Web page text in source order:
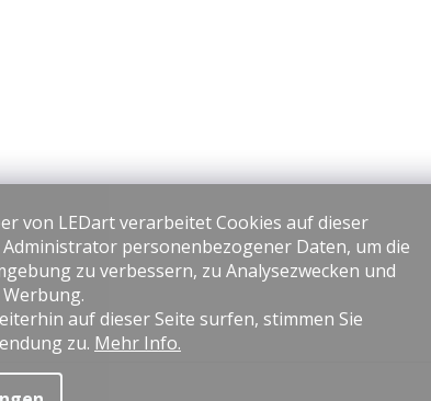
von LEDart verarbeitet Cookies auf dieser
Administrator personenbezogener Daten, um die
zu verbessern, zu Analysezwecken und
auf dieser Seite surfen, stimmen Sie
zu. Mehr Info.